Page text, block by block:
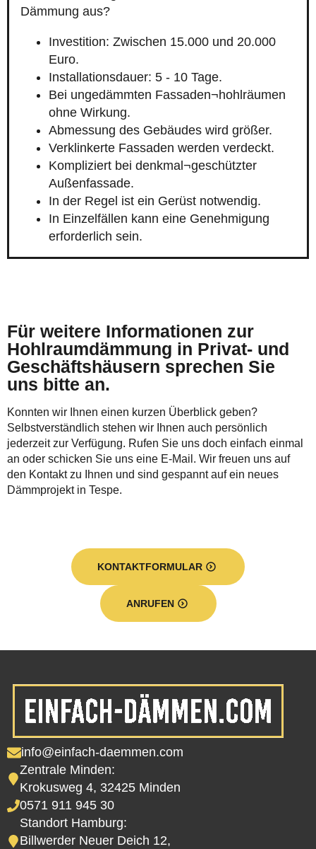
Dämmung aus?
Investition: Zwischen 15.000 und 20.000
Euro.
Installationsdauer: 5 - 10 Tage.
Bei ungedämmten Fassaden¬hohlräumen
ohne Wirkung.
Abmessung des Gebäudes wird größer.
Verklinkerte Fassaden werden verdeckt.
Kompliziert bei denkmal¬geschützter
Außenfassade.
In der Regel ist ein Gerüst notwendig.
In Einzelfällen kann eine Genehmigung
erforderlich sein.
Für weitere Informationen zur
Hohlraumdämmung in Privat- und
Geschäftshäusern sprechen Sie
uns bitte an.
Konnten wir Ihnen einen kurzen Überblick geben?
Selbstverständlich stehen wir Ihnen auch persönlich
jederzeit zur Verfügung. Rufen Sie uns doch einfach einmal
an oder schicken Sie uns eine E-Mail. Wir freuen uns auf
den Kontakt zu Ihnen und sind gespannt auf ein neues
Dämmprojekt in Tespe.
KONTAKTFORMULAR
ANRUFEN
info@einfach-daemmen.com
Zentrale Minden:
Krokusweg 4, 32425 Minden
0571 911 945 30
Standort Hamburg:
Billwerder Neuer Deich 12,